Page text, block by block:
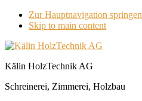
Zur Hauptnavigation springen
Skip to main content
Kälin HolzTechnik AG
Schreinerei, Zimmerei, Holzbau